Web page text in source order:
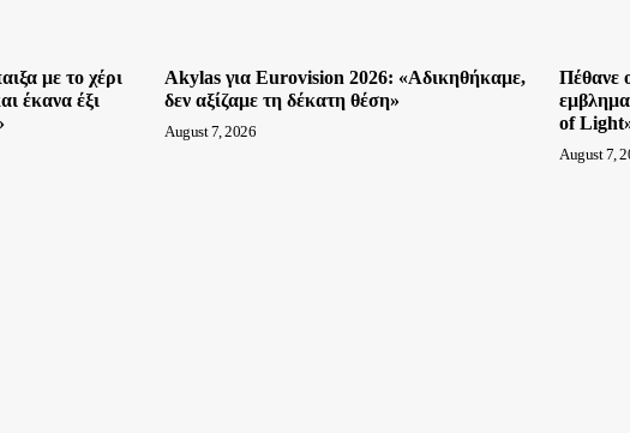
με το χέρι
έκανα έξι
Akylas για Eurovision 2026: «Aδικηθήκαμε,
δεν αξίζαμε τη δέκατη θέση»
August 7, 2026
Πέθανε
of
August 7,